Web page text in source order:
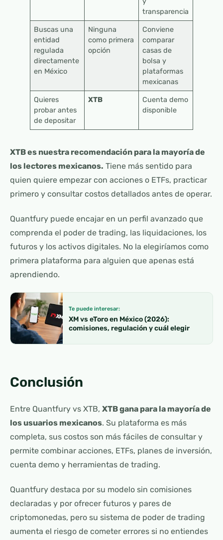
transparencia
Buscas una
entidad
regulada
directamente
en México
Ninguna
como primera
opción
Conviene
comparar
casas de
bolsa y
plataformas
mexicanas
Quieres
probar antes
de depositar
XTB
Cuenta demo
disponible
XTB es nuestra recomendación para la mayoría de
los lectores mexicanos. Tiene más sentido para
quien quiere empezar con acciones o ETFs, practicar
primero y consultar costos detallados antes de operar.
Quantfury puede encajar en un perfil avanzado que
comprenda el poder de trading, las liquidaciones, los
futuros y los activos digitales. No la elegiríamos como
primera plataforma para alguien que apenas está
aprendiendo.
Te puede interesar:
XM vs eToro en México (2026):
comisiones, regulación y cuál elegir
Conclusión
Entre Quantfury vs XTB, XTB gana para la mayoría de
los usuarios mexicanos. Su plataforma es más
completa, sus costos son más fáciles de consultar y
permite combinar acciones, ETFs, planes de inversión,
cuenta demo y herramientas de trading.
Quantfury destaca por su modelo sin comisiones
declaradas y por ofrecer futuros y pares de
criptomonedas, pero su sistema de poder de trading
aumenta el riesgo de cometer errores si no entiendes